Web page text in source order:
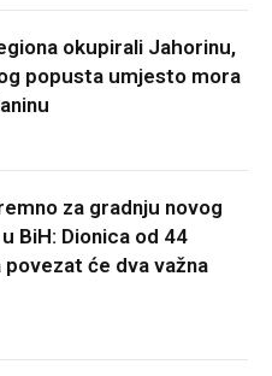
okupirali Jahorinu,
popusta umjesto mora
za gradnju novog
BiH: Dionica od 44
će dva važna